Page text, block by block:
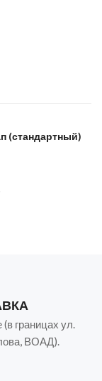
(стандартный)
границах ул.
ВОАД).